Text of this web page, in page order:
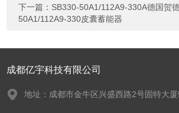
下一篇： SB330-50A1/112A9-330A德国贺
50A1/112A9-330皮囊蓄能器
成都亿宇科技有限公司
地址：成都市金牛区兴盛西路2号固特大厦